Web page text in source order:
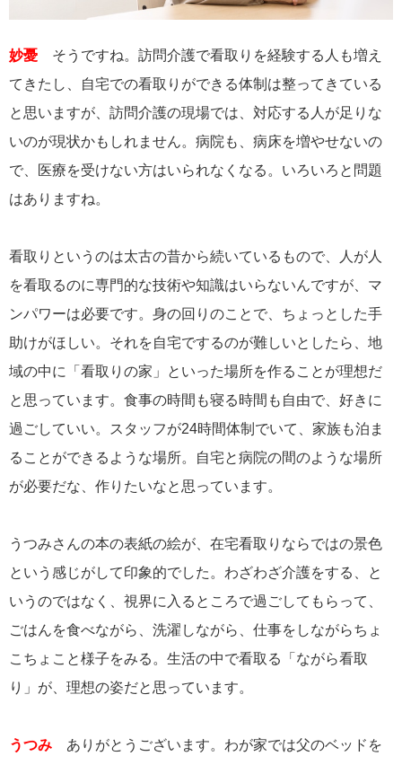
妙憂 そうですね。訪問介護で看取りを経験する人も増え
てきたし、自宅での看取りができる体制は整ってきている
と思いますが、訪問介護の現場では、対応する人が足りな
いのが現状かもしれません。病院も、病床を増やせないの
で、医療を受けない方はいられなくなる。いろいろと問題
はありますね。
看取りというのは太古の昔から続いているもので、人が人
を看取るのに専門的な技術や知識はいらないんですが、マ
ンパワーは必要です。身の回りのことで、ちょっとした手
助けがほしい。それを自宅でするのが難しいとしたら、地
域の中に「看取りの家」といった場所を作ることが理想だ
と思っています。食事の時間も寝る時間も自由で、好きに
過ごしていい。スタッフが24時間体制でいて、家族も泊ま
ることができるような場所。自宅と病院の間のような場所
が必要だな、作りたいなと思っています。
うつみさんの本の表紙の絵が、在宅看取りならではの景色
という感じがして印象的でした。わざわざ介護をする、と
いうのではなく、視界に入るところで過ごしてもらって、
ごはんを食べながら、洗濯しながら、仕事をしながらちょ
こちょこと様子をみる。生活の中で看取る「ながら看取
り」が、理想の姿だと思っています。
うつみ ありがとうございます。わが家では父のベッドを